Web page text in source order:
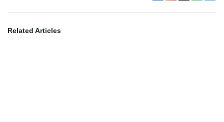
Related Articles